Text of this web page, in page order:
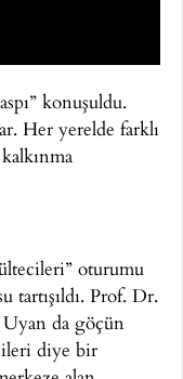
konuşuldu.
Her yerelde farklı
oturumu
tartışıldı. Prof. Dr.
da göçün
diye bir